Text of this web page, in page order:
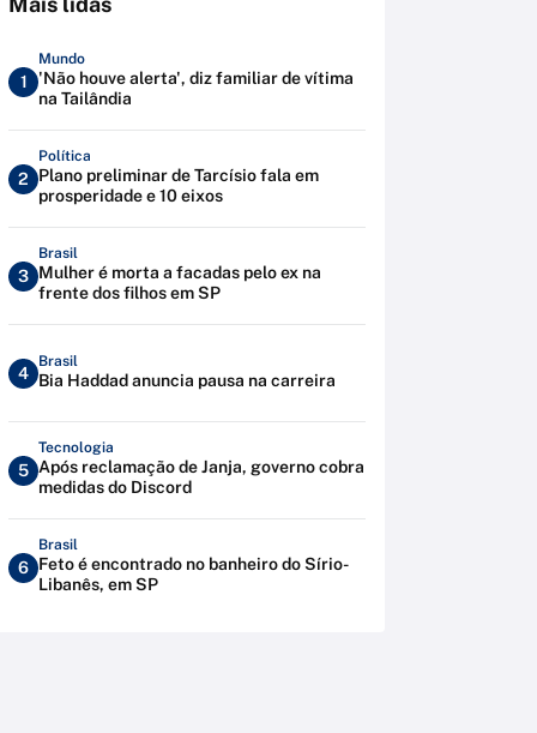
1
Mundo
'Não houve alerta', diz familiar de vítima
na Tailândia
2
Política
Plano preliminar de Tarcísio fala em
prosperidade e 10 eixos
3
Brasil
Mulher é morta a facadas pelo ex na
frente dos filhos em SP
4
Brasil
Bia Haddad anuncia pausa na carreira
5
Tecnologia
Após reclamação de Janja, governo cobra
medidas do Discord
6
Brasil
Feto é encontrado no banheiro do Sírio-
Libanês, em SP